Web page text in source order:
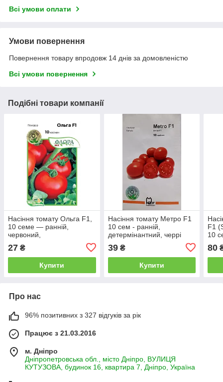
Всі умови оплати
Умови повернення
Повернення товару впродовж 14 днів за домовленістю
Всі умови повернення
Подібні товари компанії
Насіння томату Ольга F1,
10 семе — ранній,
червоний,
детермінантний, круглий,
Hazera
27 ₴
Купити
Насіння томату Метро F1
10 сем - ранній,
детермінантний, черрі
39₴
Купити
F1
10
80
Про нас
96% позитивних з 327 відгуків за рік
Працює з 21.03.2016
м. Дніпро
Дніпропетровська обл., місто Дніпро, ВУЛИЦЯ
КУТУЗОВА, будинок 16, квартира 7, Дніпро, Україна